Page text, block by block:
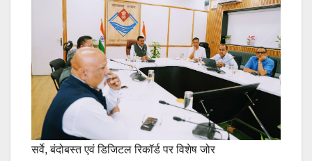
सर्वे, बंदोबस्त एवं डिजिटल रिकॉर्ड पर विशेष जोर